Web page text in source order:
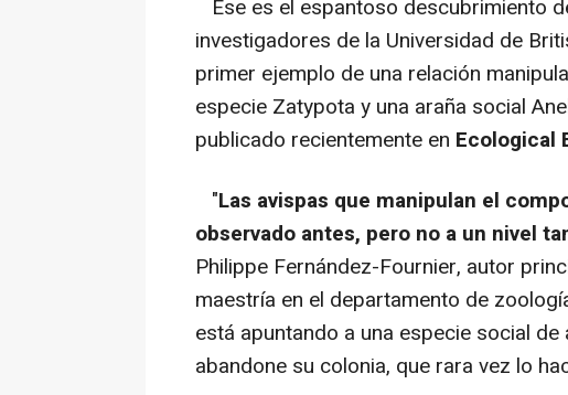
Ese es el espantoso descubrimiento
investigadores de la Universidad de
primer ejemplo de una relación
especie Zatypota y una araña social
publicado recientemente en Ecological
"Las avispas que manipulan el
observado antes, pero no a un nivel
Philippe Fernández-Fournier, autor
maestría en el departamento de
está apuntando a una especie social
abandone su colonia, que rara vez lo